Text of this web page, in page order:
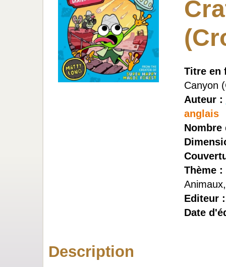
Titre en
Canyon
Auteur :
anglais
Nombre
Thème :
Editeur
Date
Description